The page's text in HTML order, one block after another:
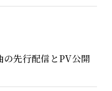
先行配信とPV公開